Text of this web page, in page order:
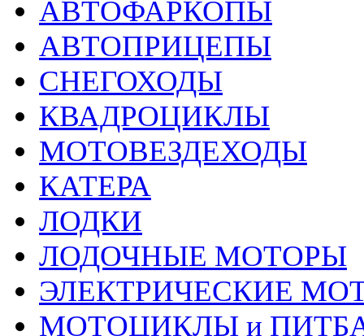
АВТОФАРКОПЫ
АВТОПРИЦЕПЫ
СНЕГОХОДЫ
КВАДРОЦИКЛЫ
МОТОВЕЗДЕХОДЫ
КАТЕРА
ЛОДКИ
ЛОДОЧНЫЕ МОТОРЫ
ЭЛЕКТРИЧЕСКИЕ
МОТОЦИКЛЫ и